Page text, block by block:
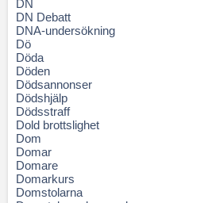
DN
DN Debatt
DNA-undersökning
Dö
Döda
Döden
Dödsannonser
Dödshjälp
Dödsstraff
Dold brottslighet
Dom
Domar
Domare
Domarkurs
Domstolarna